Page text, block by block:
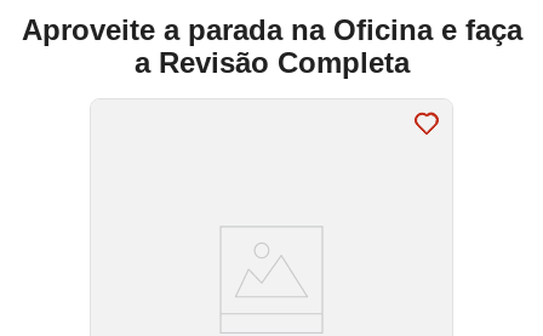
Aproveite a parada na Oficina e faça
a Revisão Completa